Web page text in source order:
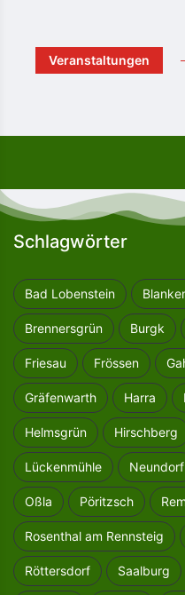
Veranstaltungen
Schlagwörter
Bad Lobenstein
Brennersgrün Burgk
Friesau Frössen
Gräfenwarth Harra
Helmsgrün Hirschberg
Lückenmühle Neundorf
Oßla Pöritzsch
Rosenthal am Rennsteig
Röttersdorf Saalburg